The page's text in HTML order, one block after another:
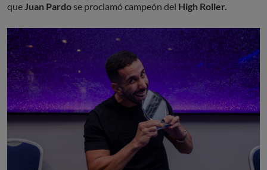
queJuan Pardo se proclamó campeón del High Roller.